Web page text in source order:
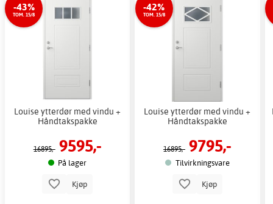
-43%
TOM. 15/8
Louise ytterdør med vindu +
Håndtakspakke
16895,- 9595,-
På lager
Kjøp
-42%
TOM. 15/8
Louise ytterdør med vindu +
Håndtakspakke
16895,- 9795,-
Tilvirkningsvare
Kjøp